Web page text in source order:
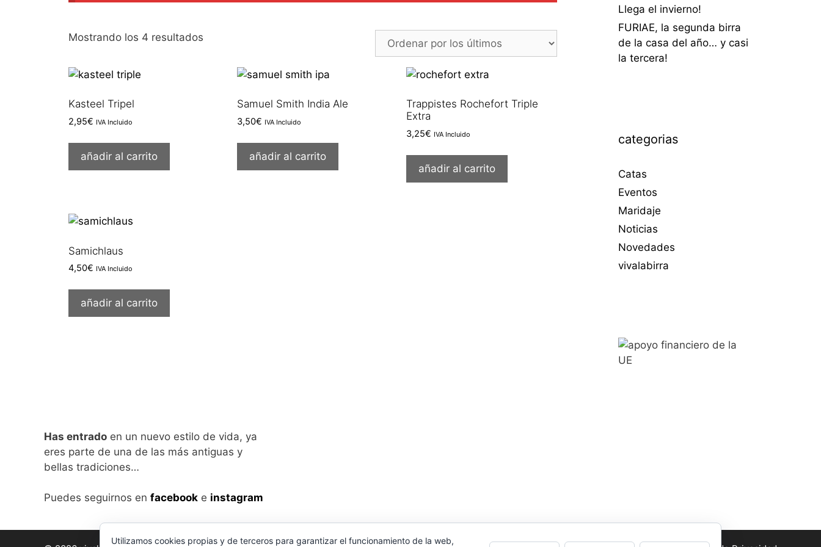
Mostrando los 4 resultados
Kasteel Tripel
2,95€ IVA Incluido
añadir al carrito
Samuel Smith India Ale
3,50€ IVA Incluido
añadir al carrito
Trappistes Rochefort Triple
Extra
3,25€ IVA Incluido
añadir al carrito
Samichlaus
4,50€ IVA Incluido
añadir al carrito
Llega el invierno!
FURIAE, la segunda birra
de la casa del año… y casi
la tercera!
categorias
Catas
Eventos
Maridaje
Noticias
Novedades
vivalabirra
Has entrado en un nuevo estilo de vida, ya
eres parte de una de las más antiguas y
bellas tradiciones…
Puedes seguirnos en facebook e instagram
Utilizamos cookies propias y de terceros para garantizar el funcionamiento de la web,